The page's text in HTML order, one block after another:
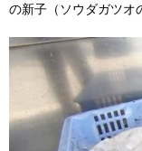
の新子（ソウダガツオ